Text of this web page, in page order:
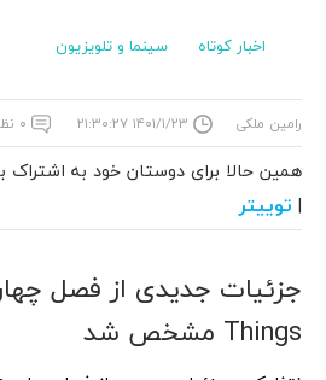
اخبار کوتاه سینما و تلویزیون
رامین ملکی ۱۴۰۱/۱/۲۳ ۲۱:۳۰:۲۷ ۰ نظر
همین حالا برای دوستان خود به اشتراک
| توییتر
Things مشخص شد